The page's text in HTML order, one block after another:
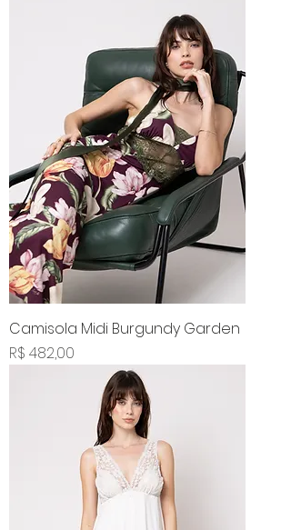
Camisola Midi Burgundy Garden
Preço
R$ 482,00